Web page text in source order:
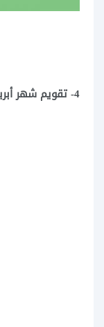
4- تقويم شهر أبريل April